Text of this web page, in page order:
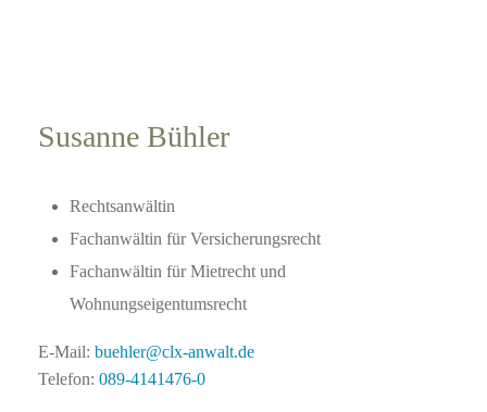
Susanne Bühler
Rechtsanwältin
Fachanwältin für Versicherungsrecht
Fachanwältin für Mietrecht und
Wohnungseigentumsrecht
E-Mail: buehler@clx-anwalt.de
Telefon: 089-4141476-0